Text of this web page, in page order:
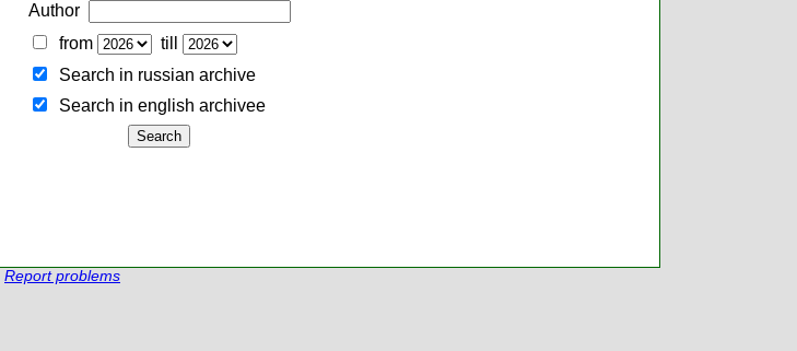
Author
from
till
Search in russian archive
Search in english archiveе
Report problems